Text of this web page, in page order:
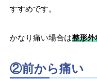
すすめです。
かなり痛い場合は整形外
②前から痛い